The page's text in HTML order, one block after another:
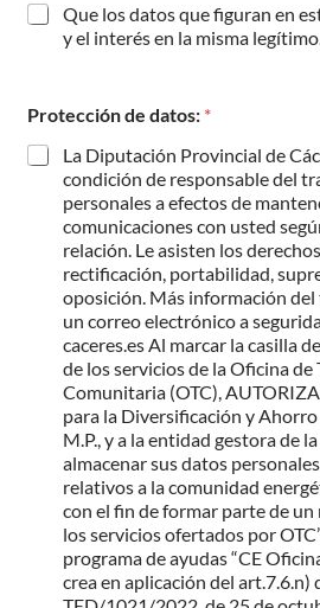
Que los datos que figuran en
y el interés en la misma
Protección de datos: *
La Diputación Provincial de
condición de responsable del
personales a efectos de
comunicaciones con usted
relación. Le asisten los
rectificación, portabilidad,
oposición. Más información
un correo electrónico a
caceres.es
de los servicios de la Oficina
Comunitaria (OTC),
para la Diversificación y
M.P., y a la entidad gestora de
almacenar sus datos
relativos a la comunidad
con el fin de formar parte de
los servicios ofertados por
programa de ayudas “CE
crea en aplicación del art.7.6.n)